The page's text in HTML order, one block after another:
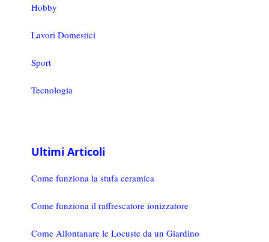
Hobby
Lavori Domestici
Sport
Tecnologia
Ultimi Articoli
Come funziona la stufa ceramica
Come funziona il raffrescatore ionizzatore
Come Allontanare le Locuste da un Giardino